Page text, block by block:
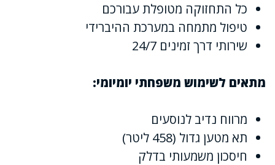
כל התחזוקה מטופלת עבורכם
טיפול מתמחה במערכת ההיברידי
שירותי דרך זמינים 24/7
מתאים לשימוש משפחתי יומיומי:
מרווח נדיב לנוסעים
תא מטען גדול (458 ליטר)
חיסכון משמעותי בדלק